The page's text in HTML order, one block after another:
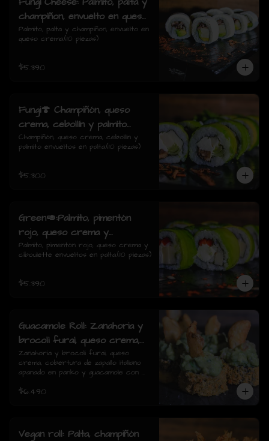
champiñon, envuelto en queso
crema.
Palmito, palta y champiñon, envuelto en
queso crema.(10 piezas)
$5.390
Fungi🍄 Champiñón, queso
crema, cebollín y palmito
envueltos en palta.
Champiñón, queso crema, cebollín y
palmito envueltos en palta.(10 piezas)
$5.300
Green🥑:Palmito, pimentón
rojo, queso crema y
ciboulette envueltos en palta.
Palmito, pimentón rojo, queso crema y
ciboulette envueltos en palta.(10 piezas)
$5.390
Guacamole Roll: Zanahoria y
brocoli furai, queso crema,
cobertura de zapallo italiano
apanado en panko y
(8 piezas)
Zanahoria y brocoli furai, queso
crema, cobertura de zapallo italiano
apanado en panko y guacamole con
$6.490
Vegan roll: Palta, champiñón